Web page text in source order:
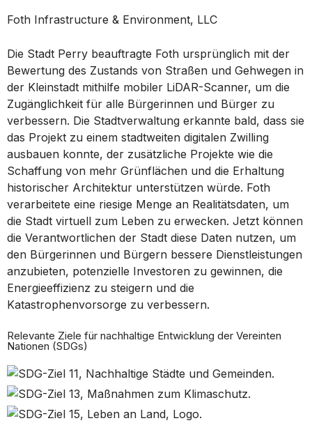
Foth Infrastructure & Environment, LLC
Die Stadt Perry beauftragte Foth ursprünglich mit der
Bewertung des Zustands von Straßen und Gehwegen in
der Kleinstadt mithilfe mobiler LiDAR-Scanner, um die
Zugänglichkeit für alle Bürgerinnen und Bürger zu
verbessern. Die Stadtverwaltung erkannte bald, dass sie
das Projekt zu einem stadtweiten digitalen Zwilling
ausbauen konnte, der zusätzliche Projekte wie die
Schaffung von mehr Grünflächen und die Erhaltung
historischer Architektur unterstützen würde. Foth
verarbeitete eine riesige Menge an Realitätsdaten, um
die Stadt virtuell zum Leben zu erwecken. Jetzt können
die Verantwortlichen der Stadt diese Daten nutzen, um
den Bürgerinnen und Bürgern bessere Dienstleistungen
anzubieten, potenzielle Investoren zu gewinnen, die
Energieeffizienz zu steigern und die
Katastrophenvorsorge zu verbessern.
Relevante Ziele für nachhaltige Entwicklung der Vereinten
Nationen (SDGs)